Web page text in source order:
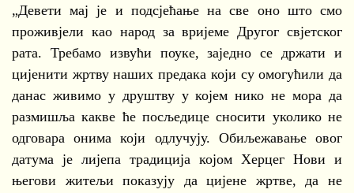
„Девети мај је и подсјећање на све оно што смо
проживјели као народ за вријеме Другог свјетског
рата. Требамо извући поуке, заједно се држати и
цијенити жртву наших предака који су омогућили да
данас живимо у друштву у којем нико не мора да
размишља какве ће посљедице сносити уколико не
одговара онима који одлучују. Обиљежавање овог
датума је лијепа традиција којом Херцег Нови и
његови житељи показују да цијене жртве, да не